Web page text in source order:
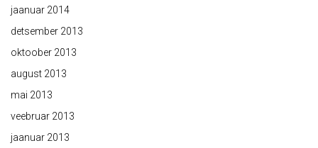
jaanuar 2014
detsember 2013
oktoober 2013
august 2013
mai 2013
veebruar 2013
jaanuar 2013